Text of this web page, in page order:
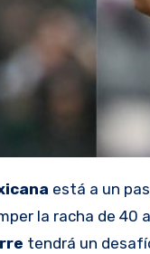
está a un
la racha de 40
tendrá un